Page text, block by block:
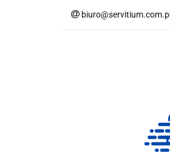
biuro@servitium.com.pl